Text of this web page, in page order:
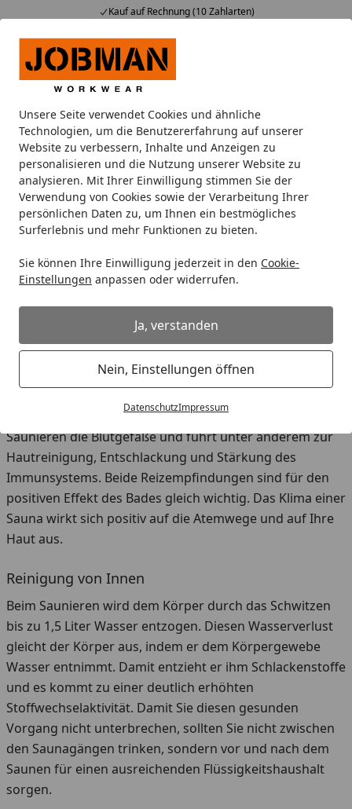
Unsere Seite verwendet Cookies und ähnliche
Technologien, um die Benutzererfahrung auf unserer
Website zu verbessern, Inhalte und Anzeigen zu
personalisieren und die Nutzung unserer Website zu
analysieren. Mit Ihrer Einwilligung stimmen Sie der
Verwendung von Cookies sowie der Verarbeitung Ihrer
persönlichen Daten zu, um Ihnen ein bestmögliches
Surferlebnis und mehr Funktionen zu bieten.
Sie können Ihre Einwilligung jederzeit in den Cookie-
Einstellungen anpassen oder widerrufen.
Ja, verstanden
Nein, Einstellungen öffnen
DatenschutzImpressum
Kauf auf Rechnung (10 Zahlarten)
Alle Produkte
Mein Konto
Suchen
Startseite
Sauna und Gesundheit
Sauna und Gesundheit
Saunieren ist Körperpflege
Ein entspannender Saunagang wirkt sich in vielfältiger
können alle Menschen ab dem 6. Lebensjahr saunieren.
Das Immunsystem wird gestärkt, Erkältungen und
Infektionen wird sinnvoll vorgebeugt und gesunder
Das Saunieren gleicht einem Wechselbad
ausgesetzt. Durch diese Kombination trainiert das
Saunieren die Blutgefäße und führt unter anderem zur
Hautreinigung, Entschlackung und Stärkung des
Immunsystems. Beide Reizempfindungen sind für den
positiven Effekt des Bades gleich wichtig. Das Klima einer
Sauna wirkt sich positiv auf die Atemwege und auf Ihre
Haut aus.
Reinigung von Innen
Beim Saunieren wird dem Körper durch das Schwitzen
bis zu 1,5 Liter Wasser entzogen. Diesen Wasserverlust
gleicht der Körper aus, indem er dem Körpergewebe
Wasser entnimmt. Damit entzieht er ihm Schlackenstoffe
und es kommt zu einer deutlich erhöhten
Stoffwechselaktivität. Damit Sie diesen gesunden
Vorgang nicht unterbrechen, sollten Sie nicht zwischen
den Saunagängen trinken, sondern vor und nach dem
Saunen für einen ausreichenden Flüssigkeitshaushalt
sorgen.